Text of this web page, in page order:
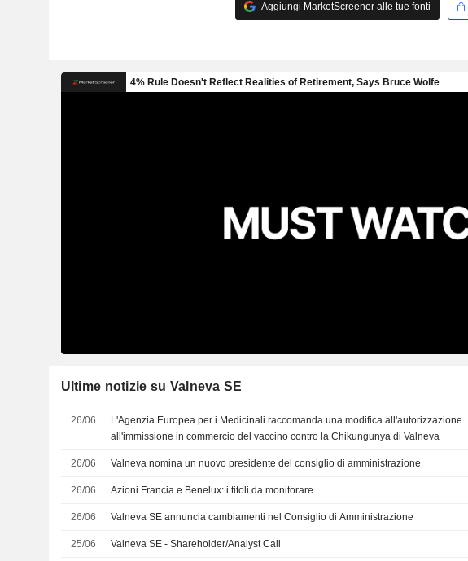
Aggiungi MarketScreener alle tue fonti
Ultime notizie su Valneva SE
26/06
L'Agenzia Europea per i Medicinali raccomanda una modifica all'autorizzazione
all'immissione in commercio del vaccino contro la Chikungunya di Valneva
26/06 Valneva nomina un nuovo presidente del consiglio di amministrazione
26/06 Azioni Francia e Benelux: i titoli da monitorare
26/06 Valneva SE annuncia cambiamenti nel Consiglio di Amministrazione
25/06 Valneva SE - Shareholder/Analyst Call